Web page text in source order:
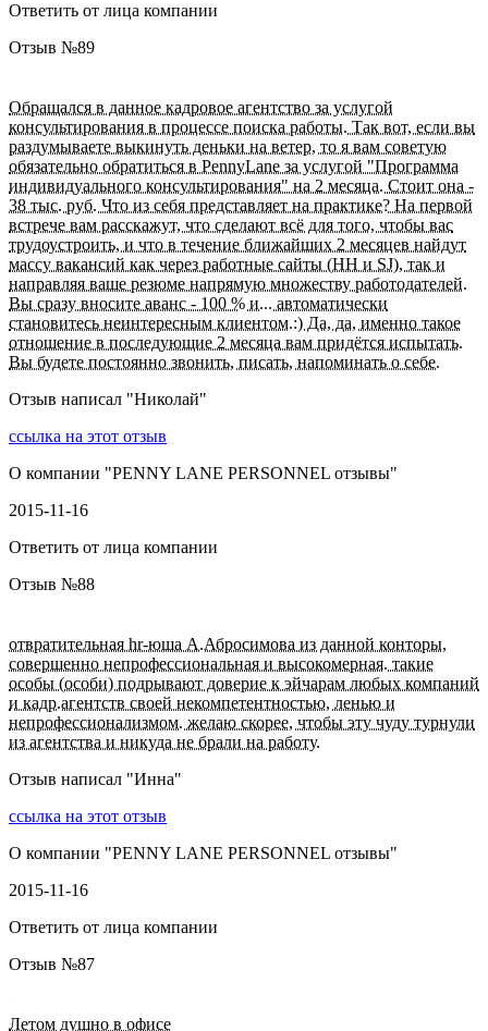
Ответить от лица компании
Отзыв №89
Обращался в данное кадровое агентство за услугой
консультирования в процессе поиска работы. Так вот, если вы
раздумываете выкинуть деньки на ветер, то я вам советую
обязательно обратиться в PennyLane за услугой "Программа
индивидуального консультирования" на 2 месяца. Стоит она -
38 тыс. руб. Что из себя представляет на практике? На первой
встрече вам расскажут, что сделают всё для того, чтобы вас
трудоустроить, и что в течение ближайших 2 месяцев найдут
массу вакансий как через работные сайты (HH и SJ), так и
направляя ваше резюме напрямую множеству работодателей.
Вы сразу вносите аванс - 100 % и... автоматически
становитесь неинтересным клиентом.:) Да, да, именно такое
отношение в последующие 2 месяца вам придётся испытать.
Вы будете постоянно звонить, писать, напоминать о себе.
Отзыв написал "Николай"
ссылка на этот отзыв
О компании "PENNY LANE PERSONNEL отзывы"
2015-11-16
Ответить от лица компании
Отзыв №88
отвратительная hr-юша А.Абросимова из данной конторы,
совершенно непрофессиональная и высокомерная. такие
особы (особи) подрывают доверие к эйчарам любых компаний
и кадр.агентств своей некомпетентностью, ленью и
непрофессионализмом. желаю скорее, чтобы эту чуду турнули
из агентства и никуда не брали на работу.
Отзыв написал "Инна"
ссылка на этот отзыв
О компании "PENNY LANE PERSONNEL отзывы"
2015-11-16
Ответить от лица компании
Отзыв №87
Летом душно в офисе